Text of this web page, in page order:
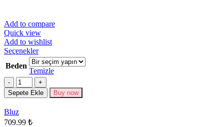
Add to compare
Quick view
Add to wishlist
SeçeneklerBu
ürünün
birden
fazla
varyasyonu
var.
Beden
Temizle
Miktar
Sepete Ekle Buy now
Bluz
709.99 ₺